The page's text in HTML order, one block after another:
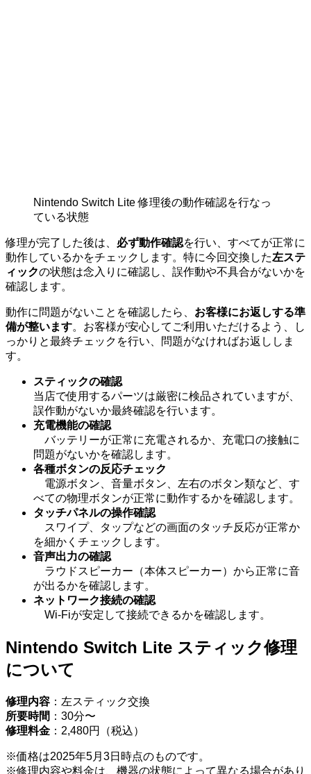
Nintendo Switch Lite 修理後の動作確認を行なっ
ている状態
修理が完了した後は、 必ず動作確認を行い、すべてが正常に
動作しているかをチェックします。特に今回交換した左ステ
ィックの状態は念入りに確認し、誤作動や不具合がないかを
確認します。
動作に問題がないことを確認したら、 お客様にお返しする準
備が整います。お客様が安心してご利用いただけるよう、し
っかりと最終チェックを行い、問題がなければお返ししま
す。
スティックの確認
当店で使用するパーツは厳密に検品されていますが、
誤作動がないか最終確認を行います。
充電機能の確認
バッテリーが正常に充電されるか、充電口の接触に
問題がないかを確認します。
各種ボタンの反応チェック
電源ボタン、音量ボタン、左右のボタン類など、す
べての物理ボタンが正常に動作するかを確認します。
タッチパネルの操作確認
スワイプ、タップなどの画面のタッチ反応が正常か
を細かくチェックします。
音声出力の確認
ラウドスピーカー（本体スピーカー）から正常に音
が出るかを確認します。
ネットワーク接続の確認
Wi-Fiが安定して接続できるかを確認します。
Nintendo Switch Lite スティック修理
について
修理内容 ：左スティック交換
所要時間 ：30分〜
修理料金 ：2,480円（税込）
※価格は2025年5月3日時点のものです。
※修理内容や料金は、機器の状態によって異なる場合があり